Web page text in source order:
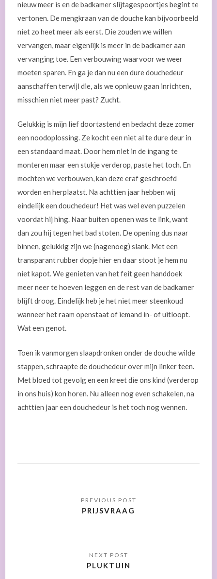
nieuw meer is en de badkamer slijtagespoortjes begint te
vertonen. De mengkraan van de douche kan bijvoorbeeld
niet zo heet meer als eerst. Die zouden we willen
vervangen, maar eigenlijk is meer in de badkamer aan
vervanging toe. Een verbouwing waarvoor we weer
moeten sparen. En ga je dan nu een dure douchedeur
aanschaffen terwijl die, als we opnieuw gaan inrichten,
misschien niet meer past? Zucht.
Gelukkig is mijn lief doortastend en bedacht deze zomer
een noodoplossing. Ze kocht een niet al te dure deur in
een standaard maat. Door hem niet in de ingang te
monteren maar een stukje verderop, paste het toch. En
mochten we verbouwen, kan deze eraf geschroefd
worden en herplaatst. Na achttien jaar hebben wij
eindelijk een douchedeur! Het was wel even puzzelen
voordat hij hing. Naar buiten openen was te link, want
dan zou hij tegen het bad stoten. De opening dus naar
binnen, gelukkig zijn we (nagenoeg) slank. Met een
transparant rubber dopje hier en daar stoot je hem nu
niet kapot. We genieten van het feit geen handdoek
meer neer te hoeven leggen en de rest van de badkamer
blijft droog. Eindelijk heb je het niet meer steenkoud
wanneer het raam openstaat of iemand in- of uitloopt.
Wat een genot.
Toen ik vanmorgen slaapdronken onder de douche wilde
stappen, schraapte de douchedeur over mijn linker teen.
Met bloed tot gevolg en een kreet die ons kind (verderop
in ons huis) kon horen. Nu alleen nog even schakelen, na
achttien jaar een douchedeur is het toch nog wennen.
PRIJSVRAAG
PLUKTUIN